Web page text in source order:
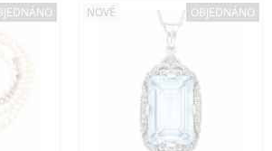
NOVÉ OBJEDNÁNO